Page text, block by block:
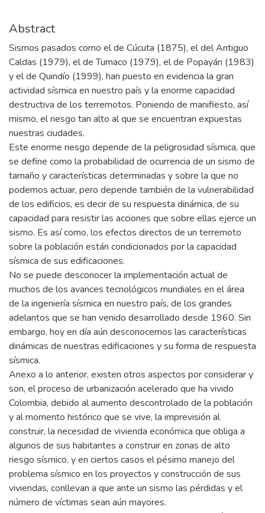
Abstract
Sismos pasados como el de Cúcuta (1875), el del Antiguo
Caldas (1979), el de Tumaco (1979), el de Popayán (1983)
y el de Quindío (1999), han puesto en evidencia la gran
actividad sísmica en nuestro país y la enorme capacidad
destructiva de los terremotos. Poniendo de manifiesto, así
mismo, el riesgo tan alto al que se encuentran expuestas
nuestras ciudades.
Este enorme riesgo depende de la peligrosidad sísmica, que
se define como la probabilidad de ocurrencia de un sismo de
tamaño y características determinadas y sobre la que no
podemos actuar, pero depende también de la vulnerabilidad
de los edificios, es decir de su respuesta dinámica, de su
capacidad para resistir las acciones que sobre ellas ejerce un
sismo. Es así como, los efectos directos de un terremoto
sobre la población están condicionados por la capacidad
sísmica de sus edificaciones.
No se puede desconocer la implementación actual de
muchos de los avances tecnológicos mundiales en el área
de la ingeniería sísmica en nuestro país, de los grandes
adelantos que se han venido desarrollado desde 1960. Sin
embargo, hoy en día aún desconocemos las características
dinámicas de nuestras edificaciones y su forma de respuesta
sísmica.
Anexo a lo anterior, existen otros aspectos por considerar y
son, el proceso de urbanización acelerado que ha vivido
Colombia, debido al aumento descontrolado de la población
y al momento histórico que se vive, la imprevisión al
construir, la necesidad de vivienda económica que obliga a
algunos de sus habitantes a construir en zonas de alto
riesgo sísmico, y en ciertos casos el pésimo manejo del
problema sísmico en los proyectos y construcción de sus
viviendas, conllevan a que ante un sismo las pérdidas y el
número de víctimas sean aún mayores.